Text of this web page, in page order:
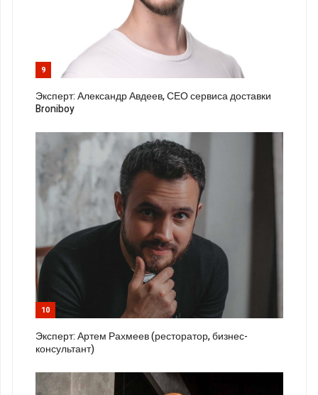
9
Эксперт: Александр Авдеев, СЕО сервиса доставки
Broniboy
10
Эксперт: Артем Рахмеев (ресторатор, бизнес-
консультант)